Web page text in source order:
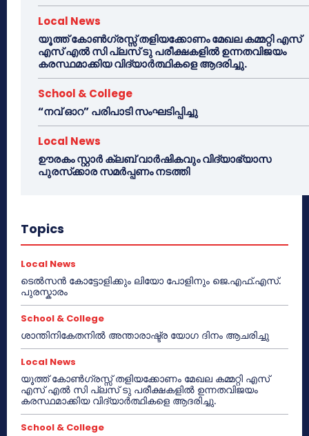
Local News
യൂത്ത് കോൺഗ്രസ്സ് തളിയക്കോണം മേഖല കമ്മറ്റി എസ്
എസ് എൽ സി പ്ലസ് ടു പരീക്ഷകളിൽ ഉന്നതവിജയം
കരസ്ഥമാക്കിയ വിദ്യാർത്ഥികളെ ആദരിച്ചു.
School & College
“നവ് ഓറ” പരിപാടി സംഘടിപ്പിച്ചു
Local News
ഊരകം സ്റ്റാർ ക്ലബ് വാർഷികവും വിദ്യാഭ്യാസ
പുരസ്‌ക്കാര സമർപ്പണം നടത്തി
Topics
Local News
ടെൽസൻ കോട്ടോളിക്കും ലിയോ പോളിനും ജെ.എഫ്.എസ്.
പുരസ്കാരം
School & College
ശാന്തിനികേതനിൽ അന്താരാഷ്ട്ര യോഗ ദിനം ആചരിച്ചു
Local News
യൂത്ത് കോൺഗ്രസ്സ് തളിയക്കോണം മേഖല കമ്മറ്റി എസ്
എസ് എൽ സി പ്ലസ് ടു പരീക്ഷകളിൽ ഉന്നതവിജയം
കരസ്ഥമാക്കിയ വിദ്യാർത്ഥികളെ ആദരിച്ചു.
School & College